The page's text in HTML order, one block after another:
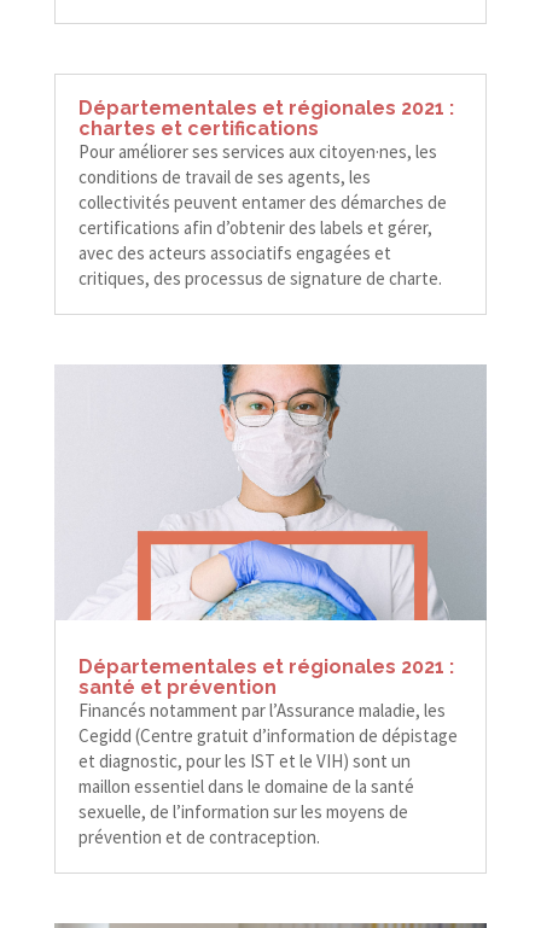
Départementales et régionales 2021 :
chartes et certifications
Pour améliorer ses services aux citoyen·nes, les
conditions de travail de ses agents, les
collectivités peuvent entamer des démarches de
certifications afin d’obtenir des labels et gérer,
avec des acteurs associatifs engagées et
critiques, des processus de signature de charte.
Départementales et régionales 2021 :
santé et prévention
Financés notamment par l’Assurance maladie, les
Cegidd (Centre gratuit d’information de dépistage
et diagnostic, pour les IST et le VIH) sont un
maillon essentiel dans le domaine de la santé
sexuelle, de l’information sur les moyens de
prévention et de contraception.